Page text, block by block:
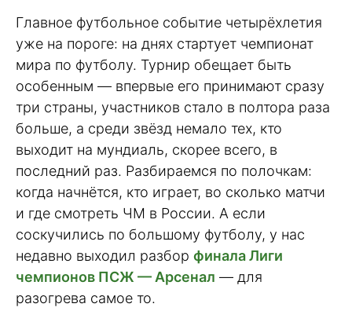
Главное футбольное событие четырёхлетия
уже на пороге: на днях стартует чемпионат
мира по футболу. Турнир обещает быть
особенным — впервые его принимают сразу
три страны, участников стало в полтора раза
больше, а среди звёзд немало тех, кто
выходит на мундиаль, скорее всего, в
последний раз. Разбираемся по полочкам:
когда начнётся, кто играет, во сколько матчи
и где смотреть ЧМ в России. А если
соскучились по большому футболу, у нас
недавно выходил разбор финала Лиги
чемпионов ПСЖ — Арсенал — для
разогрева самое то.